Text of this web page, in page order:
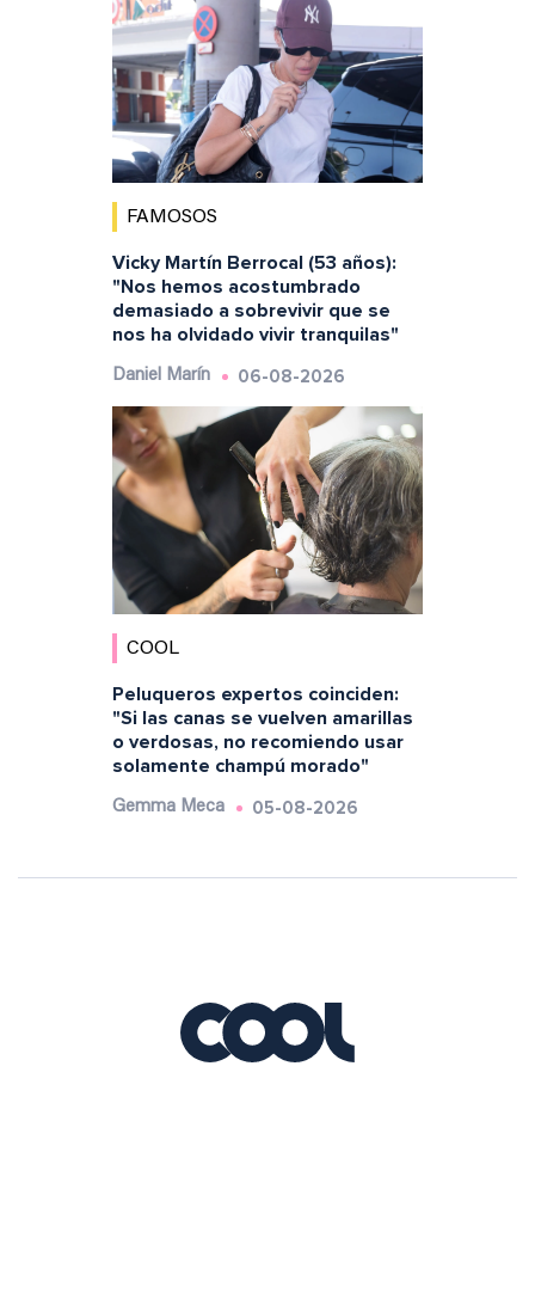
FAMOSOS
Vicky Martín Berrocal (53 años):
"Nos hemos acostumbrado
demasiado a sobrevivir que se
nos ha olvidado vivir tranquilas"
Daniel Marín 06-08-2026
COOL
Peluqueros expertos coinciden:
"Si las canas se vuelven amarillas
o verdosas, no recomiendo usar
solamente champú morado"
Gemma Meca 05-08-2026